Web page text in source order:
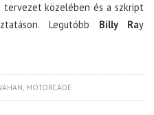
tervezet közelében és a szkript
Legutóbb Billy Ray
, MOTORCADE